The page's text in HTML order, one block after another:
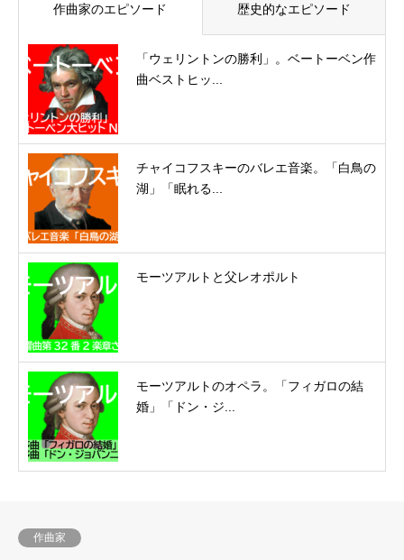
作曲家のエピソード 歴史的なエピソード
「ウェリントンの勝利」。ベートーベン作
曲ベストヒッ...
チャイコフスキーのバレエ音楽。「白鳥の
湖」「眠れる...
モーツアルトと父レオポルト
モーツアルトのオペラ。「フィガロの結
婚」「ドン・ジ...
作曲家